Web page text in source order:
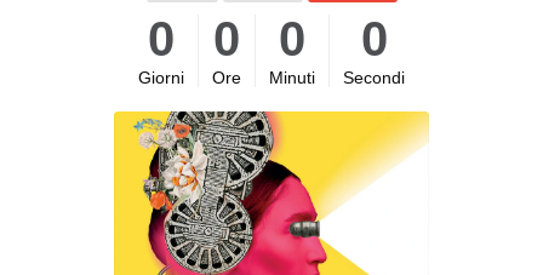
0
Giorni
0
Ore
0
Minuti
0
Secondi